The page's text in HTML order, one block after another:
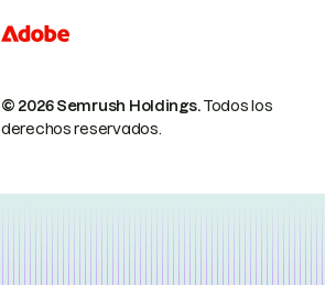
© 2026 Semrush Holdings.Todos los
derechos reservados.